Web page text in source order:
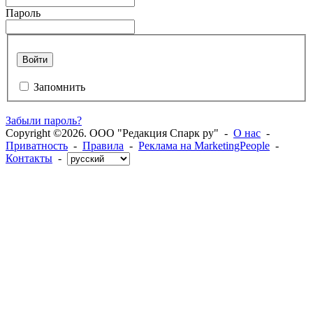
Пароль
Войти
Запомнить
Забыли пароль?
Copyright ©2026. ООО "Редакция Спарк ру" - О нас -
Приватность - Правила - Реклама на MarketingPeople -
Контакты -